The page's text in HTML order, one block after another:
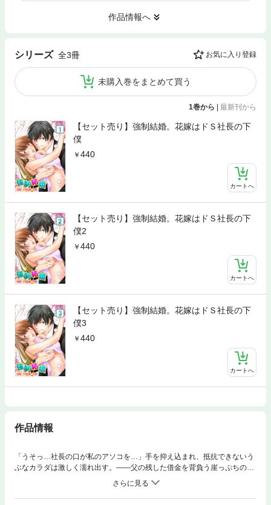
作品情報へ
シリーズ 全3冊 お気に入り登録
未購入巻をまとめて買う
1巻から | 最新刊から
【セット売り】強制結婚。花嫁はドＳ社長の下
僕
440
カートへ
【セット売り】強制結婚。花嫁はドＳ社長の下
僕2
440
カートへ
【セット売り】強制結婚。花嫁はドＳ社長の下
僕3
440
カートへ
作品情報
「うそっ…社長の口が私のアソコを…」手を抑え込まれ、抵抗できないう
ぶなカラダは激しく濡れ出す。――父の残した借金を背負う崖っぷちのア
ラサーOL・美織（みおり）。叔父の関係で突然現れたイケメン若社長の婚
約者になることに!?物腰も丁寧で、紳士的で…こんな素敵な人と結婚でき
るなんてっ。と、思っていた矢先二人きりになったとたん急に豹変する